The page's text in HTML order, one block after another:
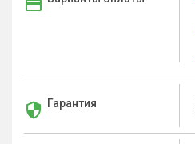
Гарантия